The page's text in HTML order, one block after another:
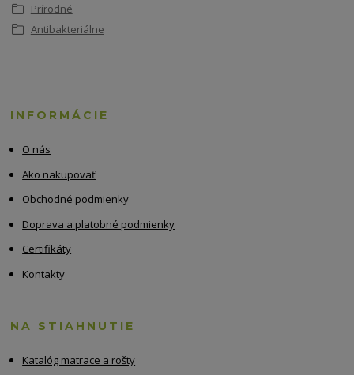
Prírodné
Antibakteriálne
INFORMÁCIE
O nás
Ako nakupovať
Obchodné podmienky
Doprava a platobné podmienky
Certifikáty
Kontakty
NA STIAHNUTIE
Katalóg matrace a rošty